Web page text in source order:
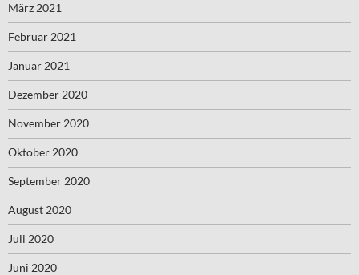
März 2021
Februar 2021
Januar 2021
Dezember 2020
November 2020
Oktober 2020
September 2020
August 2020
Juli 2020
Juni 2020